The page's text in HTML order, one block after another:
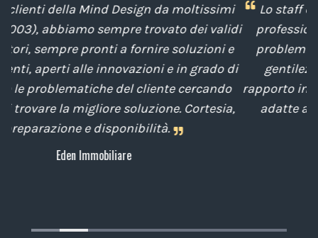
di
Lo staff della Mind Design ci ha mostrato la sua
professionalità nella soluzione tempestiva dei
problemi posti da noi nel corso degli anni, con
gentilezza e disponibilità nella gestione del
rapporto interpersonale, con competenze tecniche
adatte alle nostre esigenze sempre attenti al
cliente.